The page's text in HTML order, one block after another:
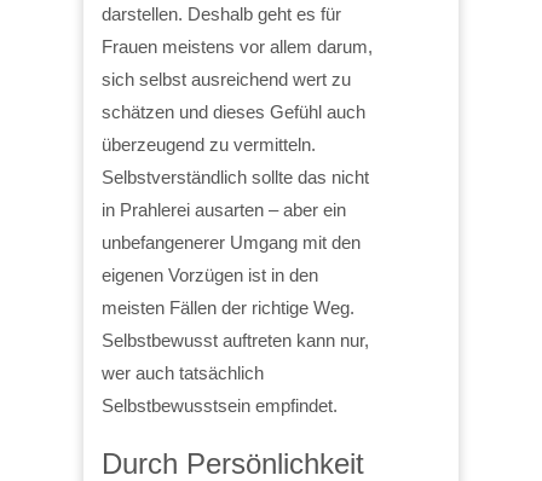
darstellen. Deshalb geht es für
Frauen meistens vor allem darum,
sich selbst ausreichend wert zu
schätzen und dieses Gefühl auch
überzeugend zu vermitteln.
Selbstverständlich sollte das nicht
in Prahlerei ausarten – aber ein
unbefangenerer Umgang mit den
eigenen Vorzügen ist in den
meisten Fällen der richtige Weg.
Selbstbewusst auftreten kann nur,
wer auch tatsächlich
Selbstbewusstsein empfindet.
Durch Persönlichkeit